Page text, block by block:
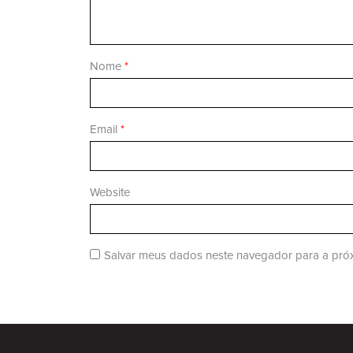
Nome *
Email *
Website
Salvar meus dados neste navegador para a